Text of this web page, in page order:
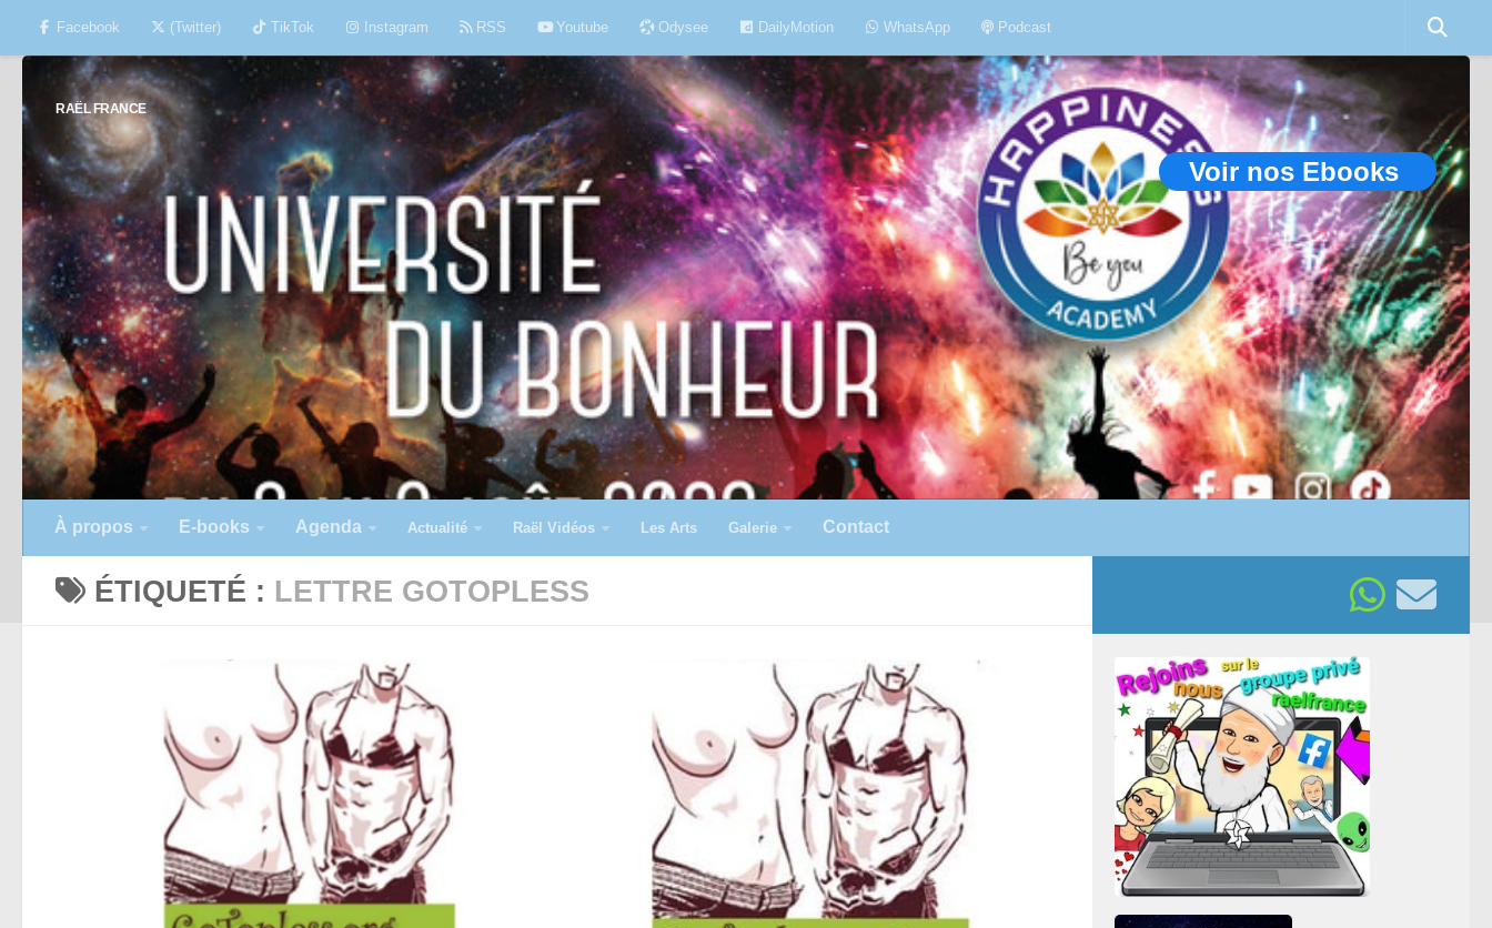
Skip to content
Facebook (Twitter) TikTok Instagram RSS Youtube Odysee DailyMotion WhatsApp Podcast
RAËL FRANCE
Voir nos Ebooks
À propos E-books Agenda Actualité Raël Vidéos Les Arts Galerie Contact
ÉTIQUETÉ : LETTRE GOTOPLESS